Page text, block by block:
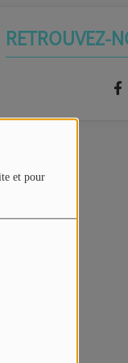
et pour
RETROUVEZ-